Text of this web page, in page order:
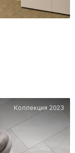
Коллекция 2023